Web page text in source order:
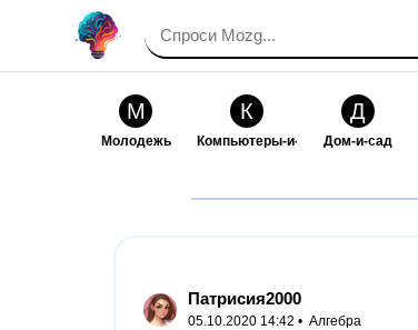
М
Молодежь
К
Компьютеры-и-электроника
Д
Дом-и-сад
Патрисия2000
05.10.2020 14:42 • Алгебра